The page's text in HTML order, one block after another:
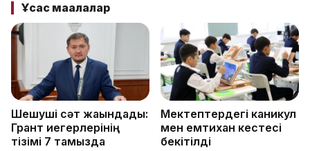
Ұқсас мақалалар
Шешуші сәт жақындады:
Грант иегерлерінің
тізімі 7 тамызда
Мектептердегі каникул
мен емтихан кестесі
бекітілді